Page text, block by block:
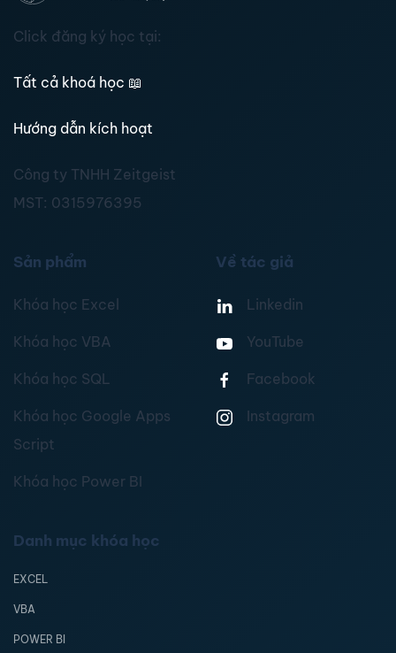
Click đăng ký học tại:
Tất cả khoá học 📖
Hướng dẫn kích hoạt
Công ty TNHH Zeitgeist
MST: 0315976395
Sản phẩm
Khóa học Excel
Khóa học VBA
Khóa học SQL
Khóa học Google Apps
Script
Khóa học Power BI
Về tác giả
Linkedin
YouTube
Facebook
Instagram
Danh mục khóa học
EXCEL
VBA
POWER BI